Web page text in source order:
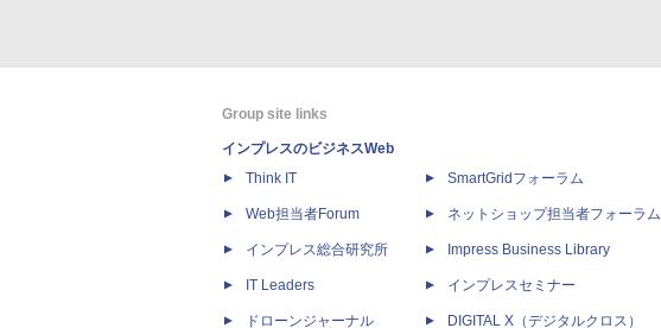
Group site links
インプレスのビジネスWeb
Think IT
Web担当者Forum
インプレス総合研究所
IT Leaders
ドローンジャーナル
SmartGridフォーラム
ネットショップ担当者フォーラム
Impress Business Library
インプレスセミナー
DIGITAL X（デジタルクロス）